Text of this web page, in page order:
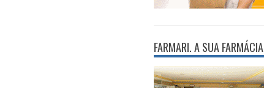
FARMARI. A SUA FARMÁCIA